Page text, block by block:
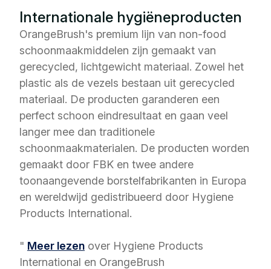
Internationale hygiëneproducten
OrangeBrush's premium lijn van non-food
schoonmaakmiddelen zijn gemaakt van
gerecycled, lichtgewicht materiaal. Zowel het
plastic als de vezels bestaan uit gerecycled
materiaal. De producten garanderen een
perfect schoon eindresultaat en gaan veel
langer mee dan traditionele
schoonmaakmaterialen. De producten worden
gemaakt door FBK en twee andere
toonaangevende borstelfabrikanten in Europa
en wereldwijd gedistribueerd door Hygiene
Products International.
" Meer lezen over Hygiene Products
International en OrangeBrush